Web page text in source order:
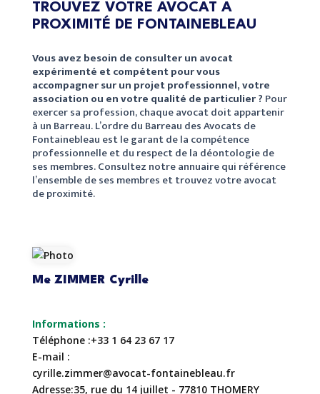
TROUVEZ VOTRE AVOCAT A
PROXIMITÉ DE FONTAINEBLEAU
Vous avez besoin de consulter un avocat
expérimenté et compétent pour vous
accompagner sur un projet professionnel, votre
association ou en votre qualité de particulier ? Pour
exercer sa profession, chaque avocat doit appartenir
à un Barreau. L’ordre du Barreau des Avocats de
Fontainebleau est le garant de la compétence
professionnelle et du respect de la déontologie de
ses membres. Consultez notre annuaire qui référence
l’ensemble de ses membres et trouvez votre avocat
de proximité.
Me ZIMMER Cyrille
Téléphone +33 1 64 23 67 17
E-mail
cyrille.zimmer@avocat-fontainebleau.fr
Adresse 35, rue du 14 juillet - 77810 THOMERY